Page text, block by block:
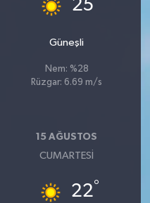
25
Güneşli
Nem: %28
Rüzgar: 6.69 m/s
15 AĞUSTOS
CUMARTESI
22°